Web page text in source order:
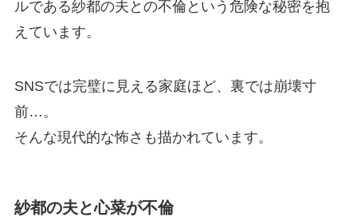
ルである紗都の夫との不倫という危険な秘密を抱
えています。
SNSでは完璧に見える家庭ほど、裏では崩壊寸
前…。
そんな現代的な怖さも描かれています。
紗都の夫と心菜が不倫